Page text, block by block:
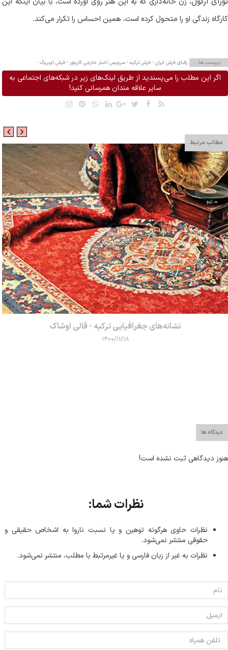
کارگاه زندگی او را متحول کرده است، همین احساس را تکرار می‌کند.
برچسب ها: رقبای فرش ایران - فرش ترکیه - سرویس اخبار خارجی کارپتور - فرش اوبروک -
اگر این مطلب را می‌پسندید از طریق لینک‌های زیر در شبکه‌های اجتماعی به
سایر علاقه مندان همرسانی کنید!
مطالب مرتبط
نشانه‌های جغرافیایی ترکیه - قالی اوشاک
۱۴۰۰/۱۱/۱۸
دیدگاه ها
هنوز دیدگاهی ثبت نشده است!
نظرات شما:
نظرات حاوی هرگونه توهین و یا نسبت ناروا به اشخاص حقیقی و
حقوقی منتشر نمی‌شود.
نظرات به غیر از زبان فارسی و یا غیر‌مرتبط با مطلب، منتشر نمی‌شود.